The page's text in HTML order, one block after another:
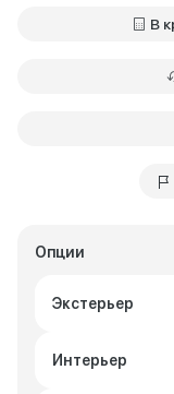
Опции
Экстерьер
Интерьер